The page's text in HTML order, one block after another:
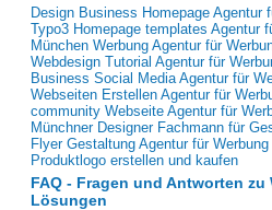
Design Business Homepage Agentur
Typo3 Homepage templates Agentur
München Werbung Agentur für
Webdesign Tutorial Agentur für
Business Social Media Agentur für
Webseiten Erstellen Agentur für
community Webseite Agentur für
Münchner Designer Fachmann für
Flyer Gestaltung Agentur für
Produktlogo erstellen und kaufen
FAQ - Fragen und Antworten zu
Lösungen